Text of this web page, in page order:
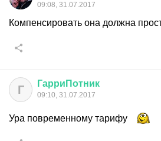
09:08, 31.07.2017
Компенсировать она должна
Г ГарриПотник
09:10, 31.07.2017
Ура повременному тарифу